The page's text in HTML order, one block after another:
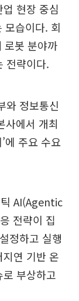
현장 중심
모습이다. 회
로봇 분야까
전략이다.
와 정보통신
사에서 개최
에 주요 수요
AI(Agentic
전략이 집
정하고 실행
지연 기반 온
부상하고